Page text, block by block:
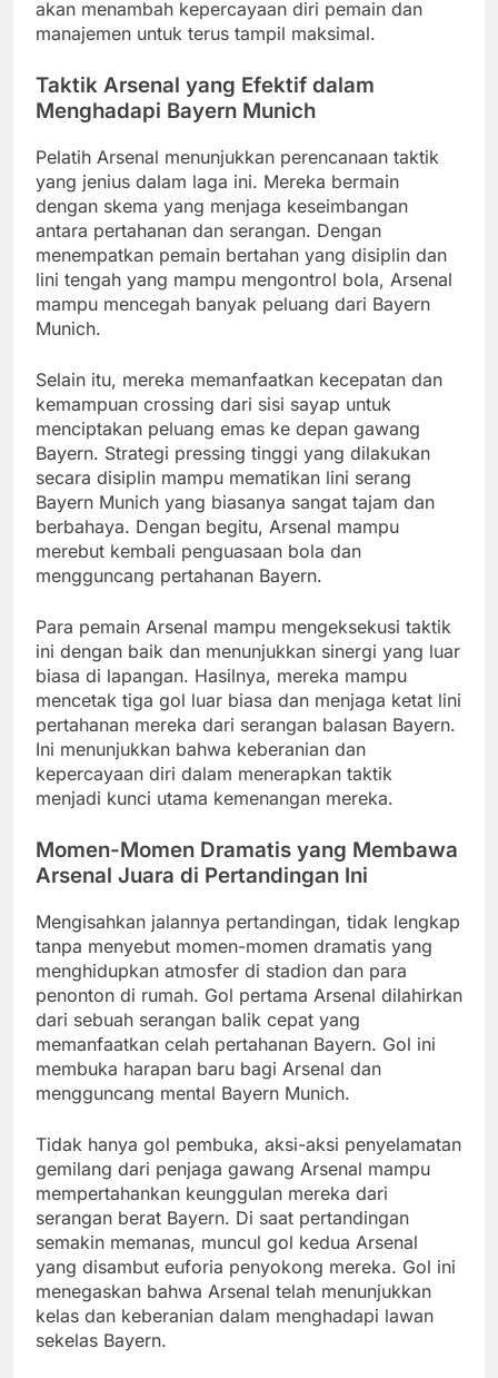
akan menambah kepercayaan diri pemain dan
manajemen untuk terus tampil maksimal.
Taktik Arsenal yang Efektif dalam
Menghadapi Bayern Munich
Pelatih Arsenal menunjukkan perencanaan taktik
yang jenius dalam laga ini. Mereka bermain
dengan skema yang menjaga keseimbangan
antara pertahanan dan serangan. Dengan
menempatkan pemain bertahan yang disiplin dan
lini tengah yang mampu mengontrol bola, Arsenal
mampu mencegah banyak peluang dari Bayern
Munich.
Selain itu, mereka memanfaatkan kecepatan dan
kemampuan crossing dari sisi sayap untuk
menciptakan peluang emas ke depan gawang
Bayern. Strategi pressing tinggi yang dilakukan
secara disiplin mampu mematikan lini serang
Bayern Munich yang biasanya sangat tajam dan
berbahaya. Dengan begitu, Arsenal mampu
merebut kembali penguasaan bola dan
mengguncang pertahanan Bayern.
Para pemain Arsenal mampu mengeksekusi taktik
ini dengan baik dan menunjukkan sinergi yang luar
biasa di lapangan. Hasilnya, mereka mampu
mencetak tiga gol luar biasa dan menjaga ketat lini
pertahanan mereka dari serangan balasan Bayern.
Ini menunjukkan bahwa keberanian dan
kepercayaan diri dalam menerapkan taktik
menjadi kunci utama kemenangan mereka.
Momen-Momen Dramatis yang Membawa
Arsenal Juara di Pertandingan Ini
Mengisahkan jalannya pertandingan, tidak lengkap
tanpa menyebut momen-momen dramatis yang
menghidupkan atmosfer di stadion dan para
penonton di rumah. Gol pertama Arsenal dilahirkan
dari sebuah serangan balik cepat yang
memanfaatkan celah pertahanan Bayern. Gol ini
membuka harapan baru bagi Arsenal dan
mengguncang mental Bayern Munich.
Tidak hanya gol pembuka, aksi-aksi penyelamatan
gemilang dari penjaga gawang Arsenal mampu
mempertahankan keunggulan mereka dari
serangan berat Bayern. Di saat pertandingan
semakin memanas, muncul gol kedua Arsenal
yang disambut euforia penyokong mereka. Gol ini
menegaskan bahwa Arsenal telah menunjukkan
kelas dan keberanian dalam menghadapi lawan
sekelas Bayern.